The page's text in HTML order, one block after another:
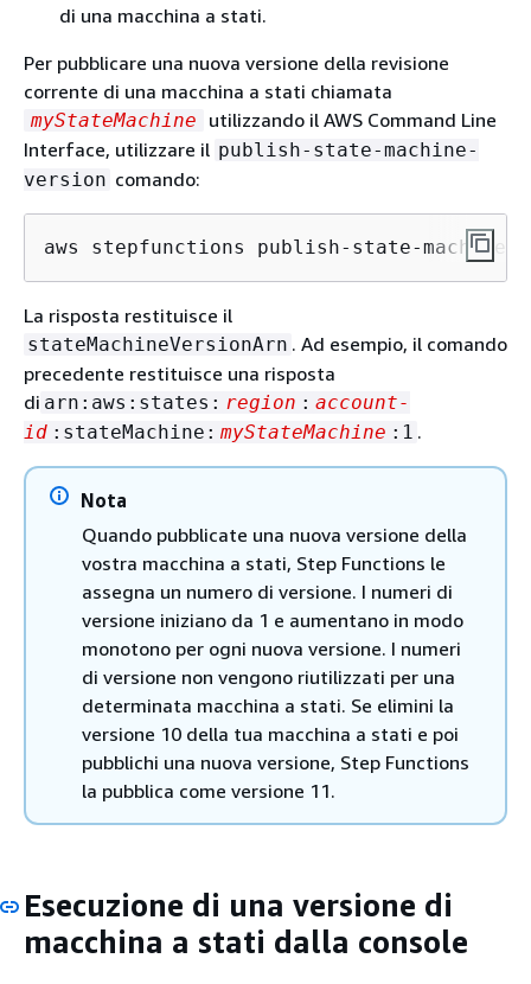
di una macchina a stati.
Per pubblicare una nuova versione della revisione
corrente di una macchina a stati chiamata
myStateMachine
utilizzando il AWS Command Line
Interface, utilizzare il publish-state-machine-
version comando:
aws stepfunctions publish-state-
La risposta restituisce il
stateMachineVersionArn . Ad esempio, il comando
precedente restituisce una risposta
di arn:aws:states: region : account-
id :stateMachine: myStateMachine :1 .
Nota
Quando pubblicate una nuova versione della
vostra macchina a stati, Step Functions le
assegna un numero di versione. I numeri di
versione iniziano da 1 e aumentano in modo
monotono per ogni nuova versione. I numeri
di versione non vengono riutilizzati per una
determinata macchina a stati. Se elimini la
versione 10 della tua macchina a stati e poi
pubblichi una nuova versione, Step Functions
la pubblica come versione 11.
Esecuzione di una versione di
macchina a stati dalla console